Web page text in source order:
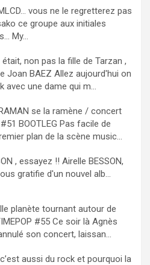
vous ne le regretterez pas
ce groupe aux initiales
My...
était, non pas la fille de Tarzan ,
Joan BAEZ Allez aujourd'hui on
avec une dame qui m...
se la ramène / concert
BOOTLEG Pas facile de
plan de la scène music...
, essayez !! Airelle BESSON,
gratifie d'un nouvel alb...
planète tournant autour de
#55 Ce soir là Agnès
son concert, laissan...
aussi du rock et pourquoi la